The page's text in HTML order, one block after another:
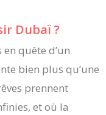
Dubaï ?
quête d’un
bien plus qu’une
prennent
et où la